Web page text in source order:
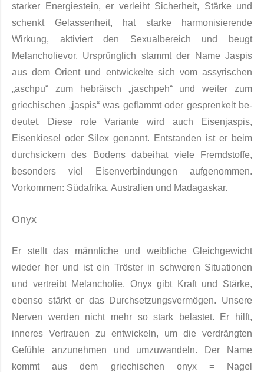
starker Energiestein, er verleiht Sicherheit, Stärke und
schenkt Gelassenheit, hat starke harmonisierende
Wirkung, aktiviert den Sexualbereich und beugt
Melancholievor. Ursprünglich stammt der Name Jaspis
aus dem Orient und entwickelte sich vom assyrischen
„aschpu“ zum hebräisch „jaschpeh“ und weiter zum
griechischen „jaspis“ was geflammt oder gesprenkelt be­
deutet. Diese rote Variante wird auch Eisenjaspis,
Eisenkiesel oder Silex genannt. Entstanden ist er beim
durchsi­ckern des Bodens dabeihat viele Fremdstoffe,
besonders viel Eisenverbindungen aufge­nommen.
Vorkom­men: Südafrika, Australien und Madagaskar.
Onyx
Er stellt das männliche und weibliche Gleichgewicht
wieder her und ist ein Tröster in schweren Situationen
und vertreibt Melancholie. Onyx gibt Kraft und Stärke,
ebenso stärkt er das Durchsetzungsvermögen. Unsere
Nerven werden nicht mehr so stark belastet. Er hilft,
inneres Vertrauen zu entwickeln, um die verdrängten
Gefühle anzunehmen und umzuwandeln. Der Name
kommt aus dem griechischen onyx = Nagel